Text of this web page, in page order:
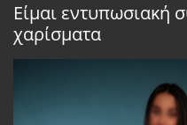
Είμαι εντυπωσιακή
χαρίσματα